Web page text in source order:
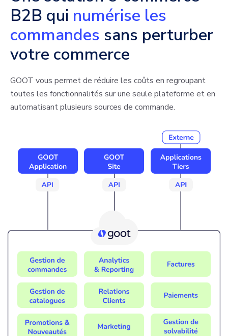
B2B qui numérise les
commandes sans perturber
votre commerce
GOOT vous permet de réduire les coûts en regroupant
toutes les fonctionnalités sur une seule plateforme et en
automatisant plusieurs sources de commande.